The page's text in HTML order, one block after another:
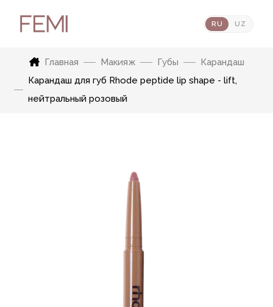
RU UZ
Главная Макияж Губы
Карандаш
Карандаш для губ Rhode peptide lip shape - lift,
нейтральный розовый